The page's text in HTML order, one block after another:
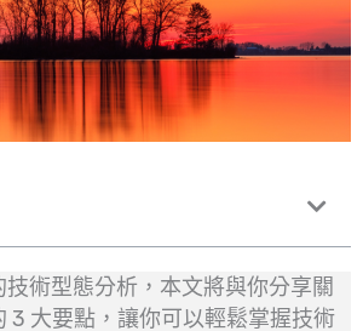
術型態分析，本文將與你分享關
3 大要點，讓你可以輕鬆掌握技術